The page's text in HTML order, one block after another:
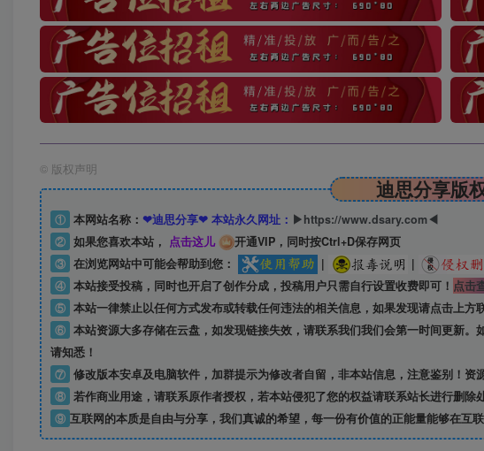
© 版权声明
迪思分享版
① 本网站名称： ❤迪思分享❤ 本站永久网址： ▶https://www.dsary.com◀
② 如果您喜欢本站， 点击这儿
开通VIP，同时按Ctrl+D保存网页
③ 在浏览网站中可能会帮助到您： | |
④ 本站接受投稿，同时也开启了创作分成，投稿用户只需自行设置收费即可！ 点击
⑤ 本站一律禁止以任何方式发布或转载任何违法的相关信息，如果发现请点击上
⑥ 本站资源大多存储在云盘，如发现链接失效，请联系我们我们会第一时间更新。
请知悉！
⑦ 修改版本安卓及电脑软件，加群提示为修改者自留， 非本站信息，注意鉴别！资
⑧ 若作商业用途，请联系原作者授权，若本站侵犯了您的权益请联系站长进行删除
⑨ 互联网的本质是自由与分享，我们真诚的希望，每一份有价值的正能量能够在互联